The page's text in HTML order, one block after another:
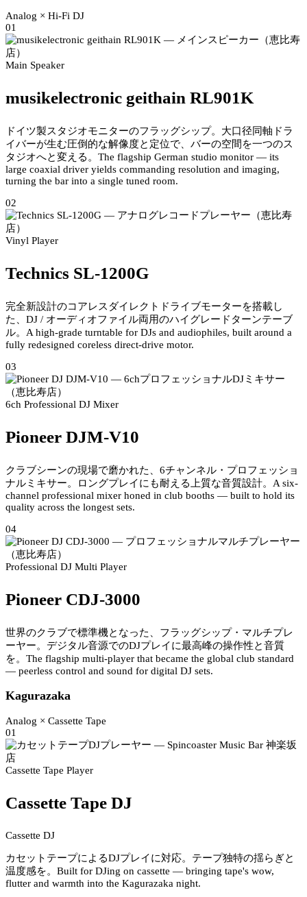
Analog × Hi-Fi DJ
01
Main Speaker
musikelectronic geithain RL901K
ドイツ製スタジオモニターのフラッグシップ。大口径同軸ドラ
イバーが生む圧倒的な解像度と定位で、バーの空間を一つのス
タジオへと変える。 The flagship German studio monitor — its
large coaxial driver yields commanding resolution and imaging,
turning the bar into a single tuned room.
02
Vinyl Player
Technics SL-1200G
完全新設計のコアレスダイレクトドライブモーターを搭載し
た、DJ / オーディオファイル両用のハイグレードターンテーブ
ル。 A high-grade turntable for DJs and audiophiles, built around a
fully redesigned coreless direct-drive motor.
03
6ch Professional DJ Mixer
Pioneer DJM-V10
クラブシーンの現場で磨かれた、6チャンネル・プロフェッショ
ナルミキサー。ロングプレイにも耐える上質な音質設計。 A six-
channel professional mixer honed in club booths — built to hold its
quality across the longest sets.
04
Professional DJ Multi Player
Pioneer CDJ-3000
世界のクラブで標準機となった、フラッグシップ・マルチプレ
ーヤー。デジタル音源でのDJプレイに最高峰の操作性と音質
を。 The flagship multi-player that became the global club standard
— peerless control and sound for digital DJ sets.
Kagurazaka
Analog × Cassette Tape
01
Cassette Tape Player
Cassette Tape DJ
Cassette DJ
カセットテープによるDJプレイに対応。テープ独特の揺らぎと
温度感を。 Built for DJing on cassette — bringing tape's wow,
flutter and warmth into the Kagurazaka night.